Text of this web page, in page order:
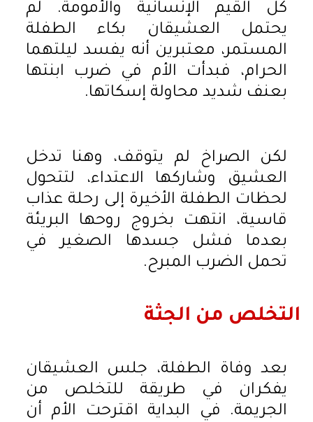
كل القيم الإنسانية والأمومة. لم
يحتمل العشيقان بكاء الطفلة
المستمر، معتبرين أنه يفسد ليلتهما
الحرام، فبدأت الأم في ضرب ابنتها
بعنف شديد محاولة إسكاتها.
لكن الصراخ لم يتوقف، وهنا تدخل
العشيق وشاركها الاعتداء، لتتحول
لحظات الطفلة الأخيرة إلى رحلة عذاب
قاسية، انتهت بخروج روحها البريئة
بعدما فشل جسدها الصغير في
تحمل الضرب المبرح.
التخلص من الجثة
بعد وفاة الطفلة، جلس العشيقان
يفكران في طريقة للتخلص من
الجريمة. في البداية اقترحت الأم أن